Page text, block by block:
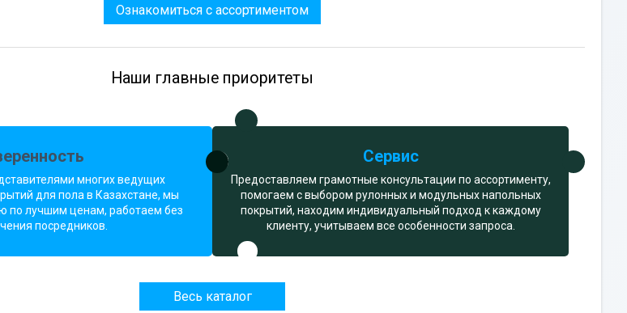
Ознакомиться с ассортиментом
Наши главные приоритеты
многих ведущих
для пола в Казахстане, мы
по лучшим ценам, работаем без
посредников.
Сервис
Предоставляем грамотные консультации по ассортименту,
помогаем с выбором рулонных и модульных напольных
покрытий, находим индивидуальный подход к каждому
клиенту, учитываем все особенности запроса.
Весь каталог